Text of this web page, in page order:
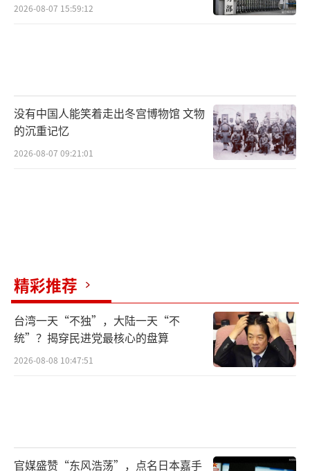
2026-08-07 15:59:12
没有中国人能笑着走出冬宫博物馆 文物
的沉重记忆
2026-08-07 09:21:01
精彩推荐
台湾一天“不独”，大陆一天“不
统”？揭穿民进党最核心的盘算
2026-08-08 10:47:51
官媒盛赞“东风浩荡”，点名日本嘉手